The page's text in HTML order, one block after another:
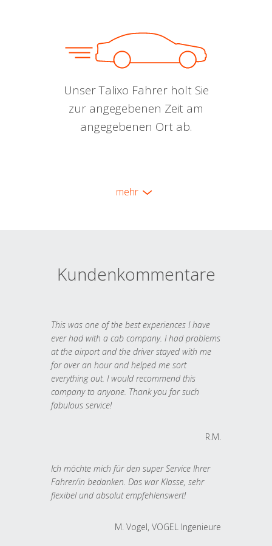
Unser Talixo Fahrer holt Sie
zur angegebenen Zeit am
angegebenen Ort ab.
mehr
Kundenkommentare
This was one of the best experiences I have
ever had with a cab company. I had problems
at the airport and the driver stayed with me
for over an hour and helped me sort
everything out. I would recommend this
company to anyone. Thank you for such
fabulous service!
R.M.
Ich möchte mich für den super Service Ihrer
Fahrer/in bedanken. Das war Klasse, sehr
flexibel und absolut empfehlenswert!
M. Vogel, VOGEL Ingenieure